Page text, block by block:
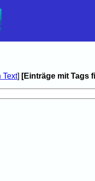
Text] [Einträge mit Tags